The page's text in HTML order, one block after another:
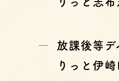
放課後等デ
りっと伊崎